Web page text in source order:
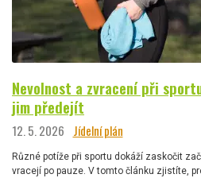
Nevolnost a zvracení při
jim předejít
12. 5. 2026 Jídelní plán
Různé potíže při sportu dokáží zaskočit
vracejí po pauze. V tomto článku zjistíte,